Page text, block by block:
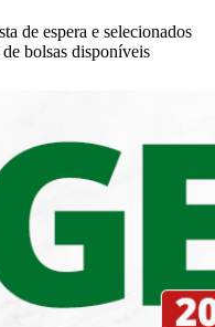
de espera e selecionados
bolsas disponíveis